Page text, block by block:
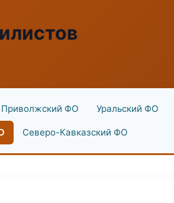
Приволжский ФО Уральский ФО
Северо-Кавказский ФО